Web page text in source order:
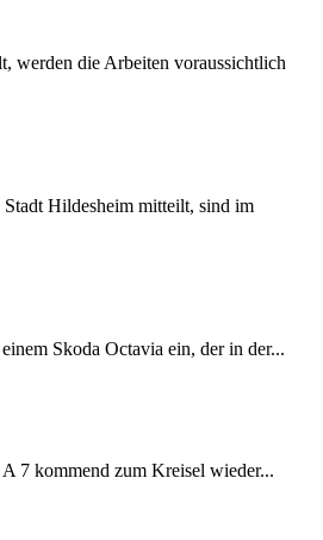
werden die Arbeiten voraussichtlich
Stadt Hildesheim mitteilt, sind im
Skoda Octavia ein, der in der...
7 kommend zum Kreisel wieder...